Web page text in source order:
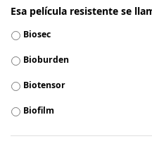
Esa película resistente se
Biosec
Bioburden
Biotensor
Biofilm